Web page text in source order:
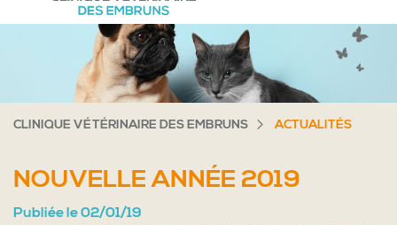
CLINIQUE VÉTÉRINAIRE DES EMBRUNS ACTUALITÉS
NOUVELLE ANNÉE 2019
Publiée le 02/01/19